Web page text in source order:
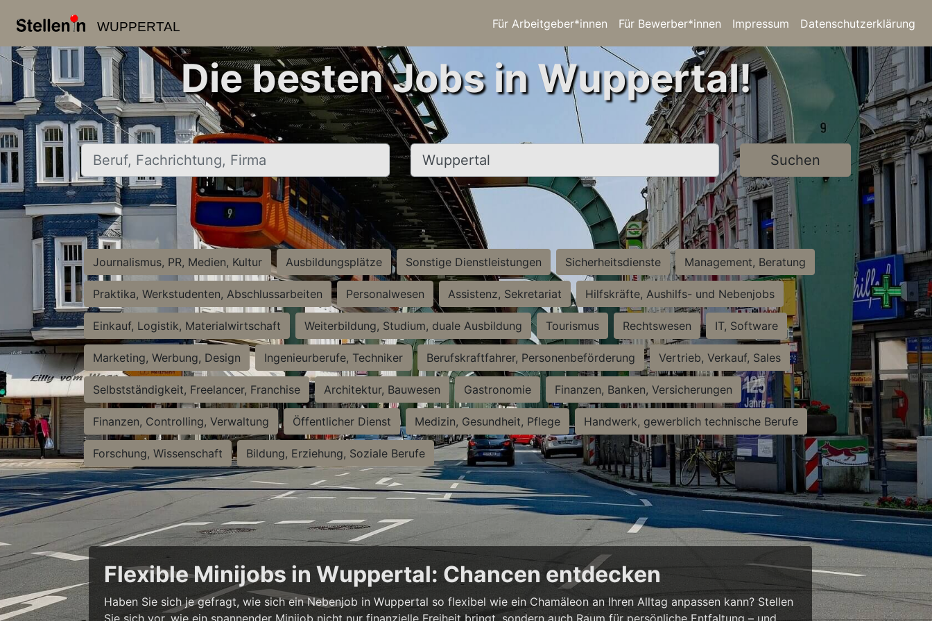
WUPPERTAL Für Arbeitgeber*innen Für Bewerber*innen Impressum Datenschutzerklärung
Die besten Jobs in Wuppertal!
Beruf, Fachrichtung, Firma Ort, Stadt Suchen
Journalismus, PR, Medien, Kultur Ausbildungsplätze Sonstige Dienstleistungen Sicherheitsdienste Management, Beratung
Praktika, Werkstudenten, Abschlussarbeiten Personalwesen Assistenz, Sekretariat Hilfskräfte, Aushilfs- und Nebenjobs
Einkauf, Logistik, Materialwirtschaft Weiterbildung, Studium, duale Ausbildung Tourismus Rechtswesen IT, Software
Marketing, Werbung, Design Ingenieurberufe, Techniker Berufskraftfahrer, Personenbeförderung Vertrieb, Verkauf, Sales
Selbstständigkeit, Freelancer, Franchise Architektur, Bauwesen Gastronomie Finanzen, Banken, Versicherungen
Finanzen, Controlling, Verwaltung Öffentlicher Dienst Medizin, Gesundheit, Pflege Handwerk, gewerblich technische Berufe
Forschung, Wissenschaft Bildung, Erziehung, Soziale Berufe
Flexible Minijobs in Wuppertal: Chancen entdecken
Haben Sie sich je gefragt, wie sich ein Nebenjob in Wuppertal so flexibel wie ein Chamäleon an Ihren Alltag anpassen kann? Stellen